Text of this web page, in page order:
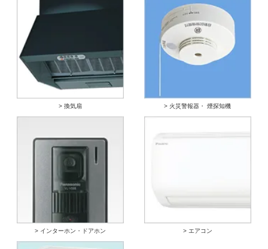
> 換気扇 > 火災警報器・ 煙探知機
> インターホン・ドアホン > エアコン